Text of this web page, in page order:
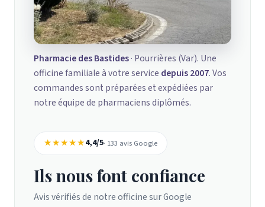
Pharmacie des Bastides· Pourrières (Var). Une
officine familiale à votre service depuis 2007. Vos
commandes sont préparées et expédiées par
notre équipe de pharmaciens diplômés.
★★★★★4,4/5· 133 avis Google
Ils nous font confiance
Avis vérifiés de notre officine sur Google